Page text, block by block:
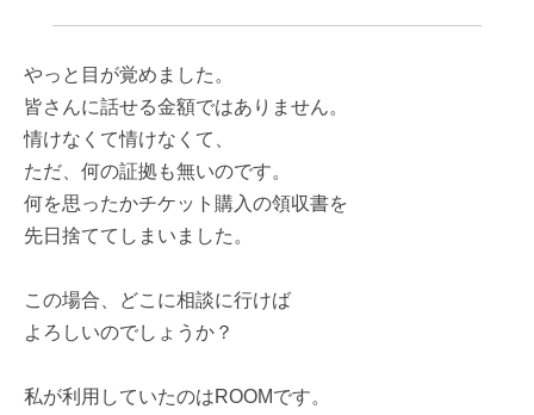
やっと目が覚めました。
皆さんに話せる金額ではありません。
情けなくて情けなくて、
ただ、何の証拠も無いのです。
何を思ったかチケット購入の領収書を
先日捨ててしまいました。
この場合、どこに相談に行けば
よろしいのでしょうか？
私が利用していたのはROOMです。